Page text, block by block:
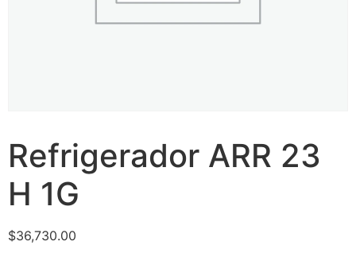
Refrigerador ARR 23
H 1G
$36,730.00